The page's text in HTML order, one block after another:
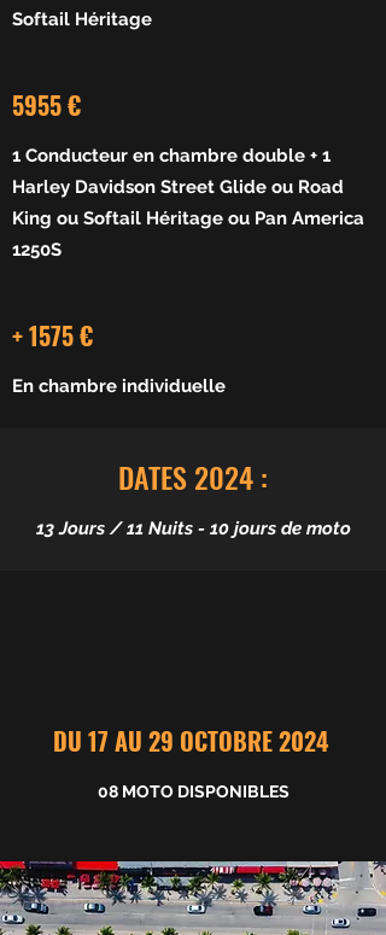
Softail Héritage
5955 €
1 Conducteur en chambre double + 1
Harley Davidson Street Glide ou Road
King ou Softail Héritage ou Pan America
1250S
+ 1575 €
En chambre individuelle
DATES 2024 :
13 Jours / 11 Nuits - 10 jours de moto
DU 17 AU 29 OCTOBRE 2024
08 MOTO DISPONIBLES